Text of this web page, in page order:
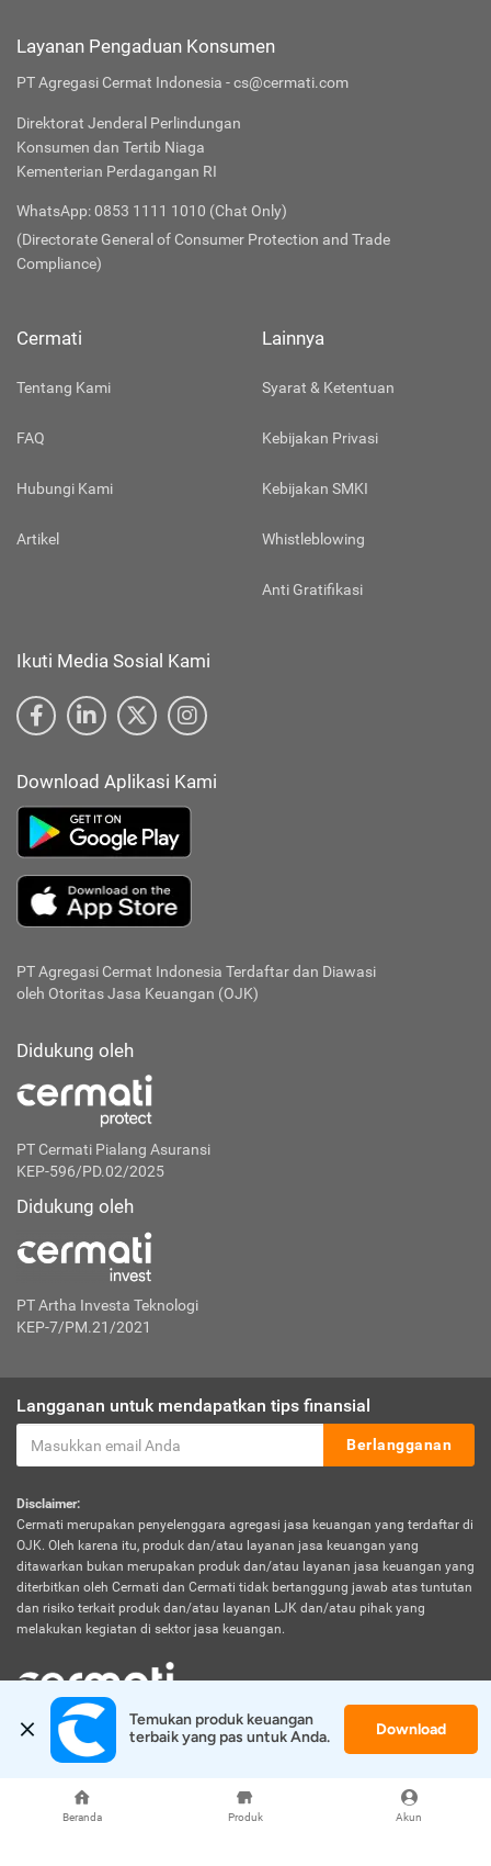
Beranda Produk Akun
Layanan Pengaduan Konsumen
PT Agregasi Cermat Indonesia - cs@cermati.com
Direktorat Jenderal Perlindungan
Konsumen dan Tertib Niaga
Kementerian Perdagangan RI
WhatsApp: 0853 1111 1010 (Chat Only)
(Directorate General of Consumer Protection and Trade
Compliance)
Cermati
Tentang Kami
FAQ
Hubungi Kami
Artikel
Lainnya
Syarat & Ketentuan
Kebijakan Privasi
Kebijakan SMKI
Whistleblowing
Anti Gratifikasi
Ikuti Media Sosial Kami
Download Aplikasi Kami
PT Agregasi Cermat Indonesia Terdaftar dan Diawasi
oleh Otoritas Jasa Keuangan (OJK)
Didukung oleh
PT Cermati Pialang Asuransi
KEP-596/PD.02/2025
Didukung oleh
PT Artha Investa Teknologi
KEP-7/PM.21/2021
Langganan untuk mendapatkan tips finansial
Berlangganan
Disclaimer:
Cermati merupakan penyelenggara agregasi jasa keuangan yang terdaftar di
OJK. Oleh karena itu, produk dan/atau layanan jasa keuangan yang
ditawarkan bukan merupakan produk dan/atau layanan jasa keuangan yang
diterbitkan oleh Cermati dan Cermati tidak bertanggung jawab atas tuntutan
dan risiko terkait produk dan/atau layanan LJK dan/atau pihak yang
melakukan kegiatan di sektor jasa keuangan.
© 2026 Cermati. All Rights Reserved.
Temukan produk keuangan
terbaik yang pas untuk Anda.
Download